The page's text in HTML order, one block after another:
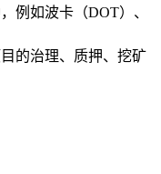
例如波卡（DOT）、
的治理、质押、挖矿